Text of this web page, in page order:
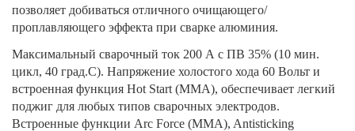
позволяет добиваться отличного очищающего/
проплавляющего эффекта при сварке алюминия.
Максимальный сварочный ток 200 А c ПВ 35% (10 мин.
цикл, 40 град.С). Напряжение холостого хода 60 Вольт и
встроенная функция Hot Start (ММА), обеспечивает легкий
поджиг для любых типов сварочных электродов.
Встроенные функции Arc Force (ММА), Antisticking